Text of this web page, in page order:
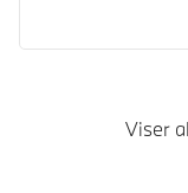
Viser